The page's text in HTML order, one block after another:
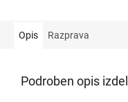
Opis Razprava
Podroben opis